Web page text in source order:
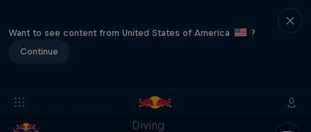
Want to see content from United States of America
?
Continue
Mergulhe nos bastidores do Red Bull Cliff
Diving